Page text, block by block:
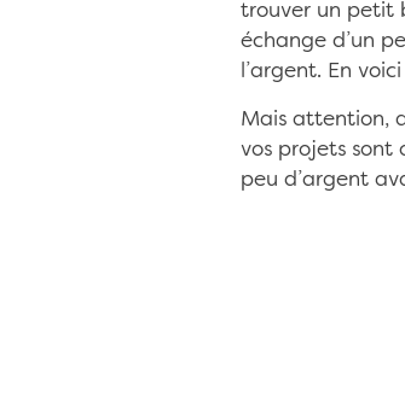
trouver un petit
échange d’un
l’argent. En
Mais attention,
vos projets sont
peu d’argent